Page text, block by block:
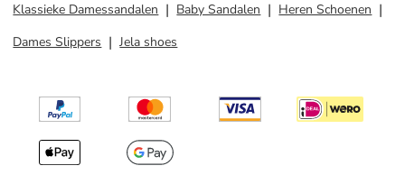
Klassieke Damessandalen
Baby Sandalen
Heren Schoenen
Dames Slippers
Jela shoes